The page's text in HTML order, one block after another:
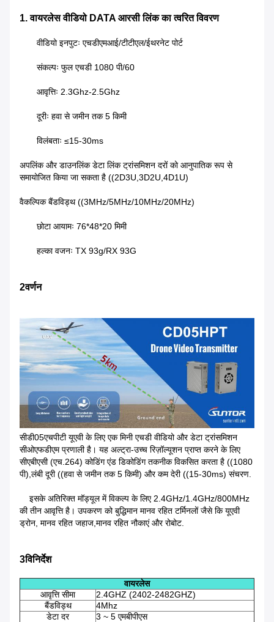
1. वायरलेस वीडियो DATA आरसी लिंक का त्वरित विवरण
वीडियो इनपुटः एचडीएमआई/टीटीएल/ईथरनेट पोर्ट
संकल्पः फुल एचडी 1080 पी/60
आवृत्तिः 2.3Ghz-2.5Ghz
दूरीः हवा से जमीन तक 5 किमी
विलंबताः ≤15-30ms
अपलिंक और डाउनलिंक डेटा लिंक ट्रांसमिशन दरों को आनुपातिक रूप से
समायोजित किया जा सकता है ((2D3U,3D2U,4D1U)
वैकल्पिक बैंडविड्थ ((3MHz/5MHz/10MHz/20MHz)
छोटा आयामः 76*48*20 मिमी
हल्का वजनः TX 93g/RX 93G
2वर्णन
सीडी05एचपीटी यूएवी के लिए एक मिनी एचडी वीडियो और डेटा ट्रांसमिशन
सीओएफडीएम प्रणाली है। यह अल्ट्रा-उच्च रिज़ॉल्यूशन प्राप्त करने के लिए
सीएबीएसी (एच.264) कोडिंग एंड डिकोडिंग तकनीक विकसित करता है ((1080
पी),लंबी दूरी ((हवा से जमीन तक 5 किमी) और कम देरी ((15-30ms) संचरण.
इसके अतिरिक्त मॉड्यूल में विकल्प के लिए 2.4GHz/1.4GHz/800MHz
की तीन आवृत्ति है। उपकरण को बुद्धिमान मानव रहित टर्मिनलों जैसे कि यूएवी
ड्रोन, मानव रहित जहाज,मानव रहित नौकाएं और रोबोट.
3विनिर्देश
वायरलेस
आवृत्ति सीमा
2.4GHZ (2402-2482GHZ)
बैंडविड्थ
4Mhz
डेटा दर
3 ~ 5 एमबीपीएस